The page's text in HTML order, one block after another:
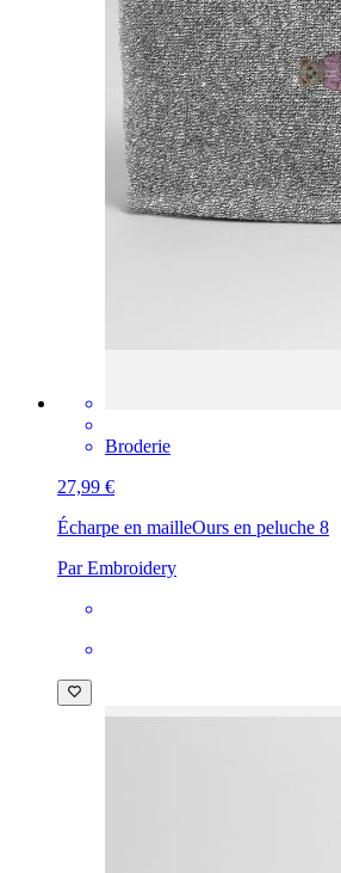
Broderie
27,99 €
Écharpe en mailleOurs en peluche 8
Par Embroidery